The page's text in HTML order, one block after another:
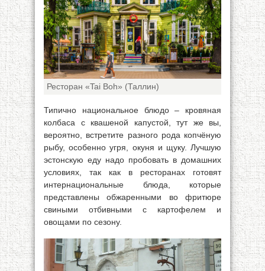
Ресторан «Tai Boh» (Таллин)
Типично национальное блюдо – кровяная
колбаса с квашеной капустой, тут же вы,
вероятно, встретите разного рода копчёную
рыбу, особенно угря, окуня и щуку. Лучшую
эстонскую еду надо пробовать в домашних
условиях, так как в ресторанах готовят
интернациональные блюда, которые
представлены обжаренными во фритюре
свиными отбивными с картофелем и
овощами по сезону.